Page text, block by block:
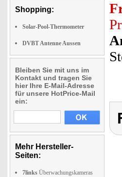
Shopping:
Solar-Pool-Thermometer
DVBT Antenne Aussen
Bleiben Sie mit uns im
Kontakt und tragen Sie
hier Ihre E-Mail-Adresse
für unsere HotPrice-Mail
ein:
Mehr Hersteller-
Seiten:
7links Überwachungskameras